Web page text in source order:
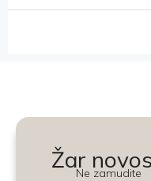
ŽarNe zamudite